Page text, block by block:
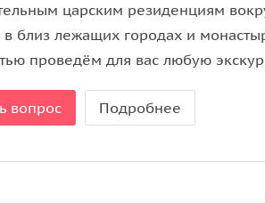
царским резиденциям
в близ лежащих городах и
проведём для вас любую
вопрос Подробнее